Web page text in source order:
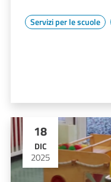
Servizi per le scuole
18
DIC
2025